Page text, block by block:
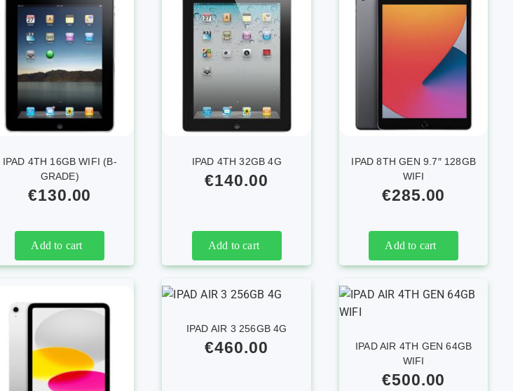
IPAD 4TH 16GB WIFI (B-
GRADE)
€130.00
Add to cart
IPAD 4TH 32GB 4G
€140.00
Add to cart
IPAD 8TH GEN 9.7″ 128GB
WIFI
€285.00
Add to cart
IPAD AIR 3 256GB 4G
€460.00
IPAD AIR 4TH GEN 64GB
WIFI
€500.00